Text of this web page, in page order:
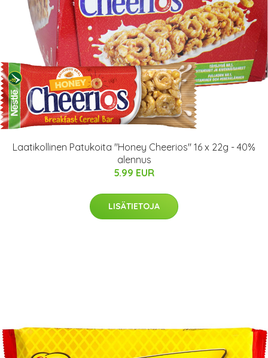
Laatikollinen Patukoita "Honey Cheerios" 16 x 22g - 40%
alennus
5.99 EUR
LISÄTIETOJA